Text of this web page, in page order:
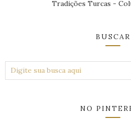
Tradições Turcas -
BUSCAR
NO